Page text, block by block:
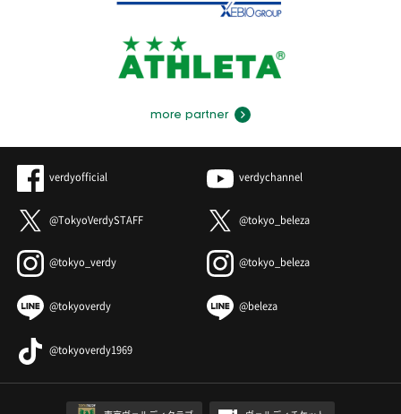
more partner
verdyofficial verdychannel
@TokyoVerdySTAFF @tokyo_beleza
@tokyo_verdy @tokyo_beleza
@tokyoverdy @beleza
@tokyoverdy1969